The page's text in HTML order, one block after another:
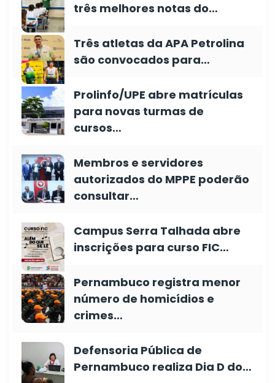
três melhores notas do…
Três atletas da APA Petrolina
são convocados para…
Prolinfo/UPE abre matrículas
para novas turmas de
cursos…
Membros e servidores
autorizados do MPPE poderão
consultar…
Campus Serra Talhada abre
inscrições para curso FIC…
Pernambuco registra menor
número de homicídios e
crimes…
Defensoria Pública de
Pernambuco realiza Dia D do…